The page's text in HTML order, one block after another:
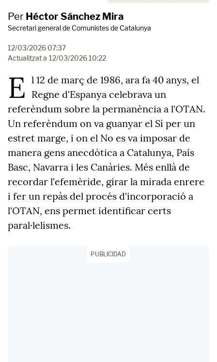
Per Héctor Sánchez Mira
Secretari general de Comunistes de Catalunya
12/03/2026 07:37
Actualitzat a 12/03/2026 10:22
E l 12 de març de 1986, ara fa 40 anys, el
Regne d'Espanya celebrava un
referèndum sobre la permanència a l'OTAN.
Un referèndum on va guanyar el Sí per un
estret marge, i on el No es va imposar de
manera gens anecdòtica a Catalunya, País
Basc, Navarra i les Canàries. Més enllà de
recordar l'efemèride, girar la mirada enrere
i fer un repàs del procés d'incorporació a
l'OTAN, ens permet identificar certs
paral·lelismes.
PUBLICIDAD